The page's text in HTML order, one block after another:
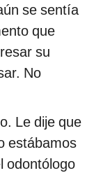
se sentía
que
su
No
Le dije que
estábamos
odontólogo